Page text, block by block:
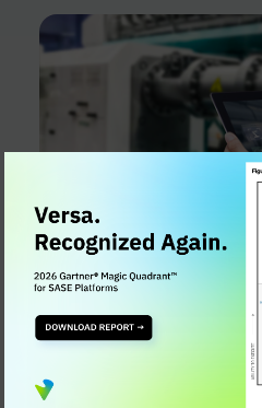
Bedrohungen